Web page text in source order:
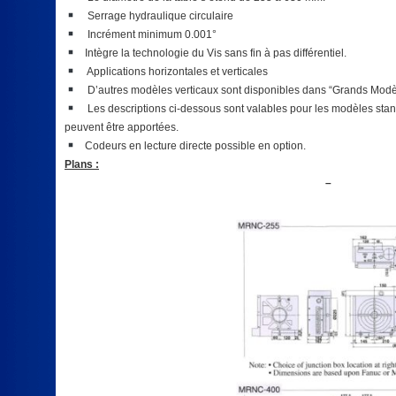
Serrage hydraulique circulaire
Incrément minimum 0.001°
Intègre la technologie du Vis sans fin à pas différentiel.
Applications horizontales et verticales
D’autres modèles verticaux sont disponibles dans “Grands
Les descriptions ci-dessous sont valables pour les modèles
peuvent être apportées.
Codeurs en lecture directe possible en option.
Plans :
–